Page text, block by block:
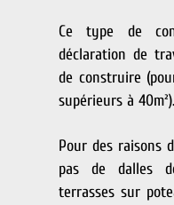
Ce type de
déclaration de
de construire
supérieurs à 40m²).
Pour des raisons
pas de dalles
terrasses sur